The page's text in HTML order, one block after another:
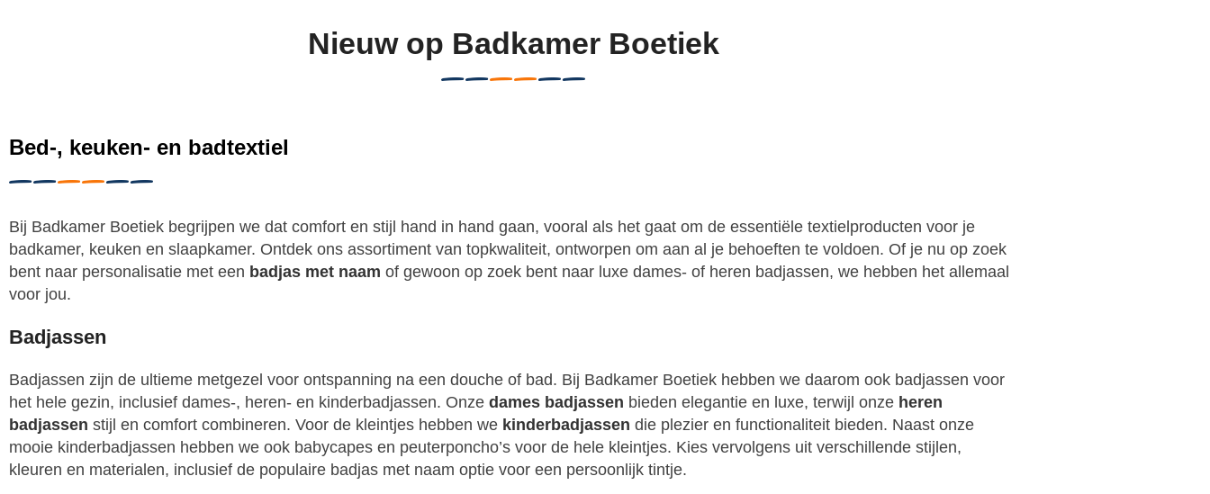
Nieuw op Badkamer Boetiek
Bed-, keuken- en badtextiel
Bij Badkamer Boetiek begrijpen we dat comfort en stijl hand in hand gaan, vooral als het gaat om de essentiële textielproducten voor je
badkamer, keuken en slaapkamer. Ontdek ons assortiment van topkwaliteit, ontworpen om aan al je behoeften te voldoen. Of je nu op zoek
bent naar personalisatie met een badjas met naam of gewoon op zoek bent naar luxe dames- of heren badjassen, we hebben het allemaal
voor jou.
Badjassen
Badjassen zijn de ultieme metgezel voor ontspanning na een douche of bad. Bij Badkamer Boetiek hebben we daarom ook badjassen voor
het hele gezin, inclusief dames-, heren- en kinderbadjassen. Onze dames badjassen bieden elegantie en luxe, terwijl onze heren
badjassen stijl en comfort combineren. Voor de kleintjes hebben we kinderbadjassen die plezier en functionaliteit bieden. Naast onze
mooie kinderbadjassen hebben we ook babycapes en peuterponcho’s voor de hele kleintjes. Kies vervolgens uit verschillende stijlen,
kleuren en materialen, inclusief de populaire badjas met naam optie voor een persoonlijk tintje.